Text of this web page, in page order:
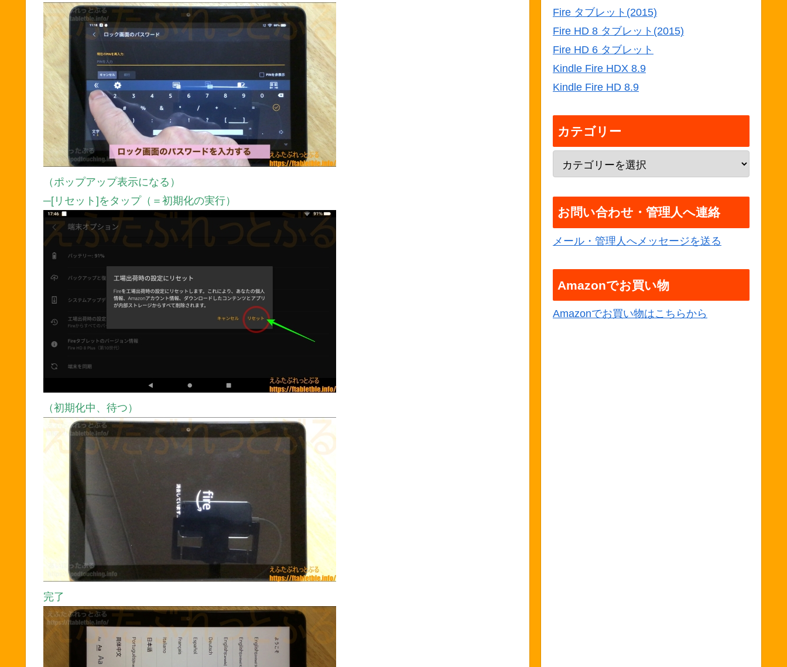
（ポップアップ表示になる）
─[リセット]をタップ（＝初期化の実行）
（初期化中、待つ）
完了
Fire タブレット(2015)
Fire HD 8 タブレット(2015)
Fire HD 6 タブレット
Kindle Fire HDX 8.9
Kindle Fire HD 8.9
カテゴリー
お問い合わせ・管理人へ連絡
メール・管理人へメッセージを送る
Amazonでお買い物
Amazonでお買い物はこちらから